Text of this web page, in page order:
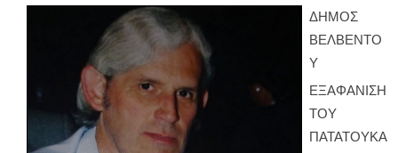
ΔΗΜΟΣ
ΒΕΛΒΕΝΤΟ
Υ
ΕΞΑΦΑΝΙΣΗ
ΤΟΥ
ΠΑΤΑΤΟΥΚΑ